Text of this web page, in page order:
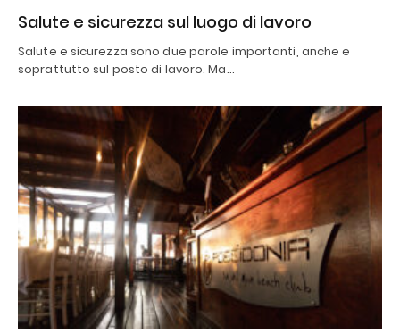
Salute e sicurezza sul luogo di lavoro
Salute e sicurezza sono due parole importanti, anche e
soprattutto sul posto di lavoro. Ma…